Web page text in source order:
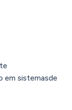
em sistemasde